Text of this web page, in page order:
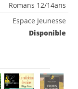
Romans 12/14ans
Espace Jeunesse
Disponible